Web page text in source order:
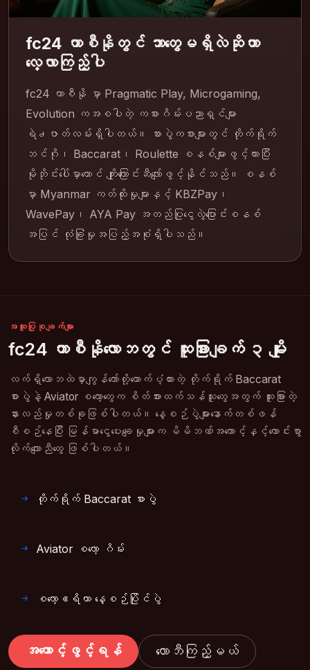
fc24 ကာစီနိုတွင် ဘာတွေမရှိလဲဆိုတာ
လေ့လာကြည့်ပါ
fc24 ကာစီနို မှာ Pragmatic Play, Microgaming,
Evolution ကအစပါတဲ့ ကစားဂိမ်းပညာရှင်များ
ရဲ႕ဇာတ်လမ်းရှိပါတယ်။ စားပွဲကစားများတွင် တိုက်ရိုက်
ဘင်ဂို၊ Baccarat၊ Roulette စနစ်များဖွင့်ထားပြီး
မိုဘိုင်းပေါ်မှာတောင် ကျိုးကြောင်းဆီလျော်ဖွင့်နိုင်သည်။ စနစ်
မှာ Myanmar ကတ်ထိုးမှုများနှင့် KBZPay၊
WavePay၊ AYA Pay အတည်ပြုငွေလွဲပြောင်းစနစ်
အပြင် လုံခြုံမှုအပြည့်အစုံရှိပါသည်။
အထူးပြုစုချက်များ
fc24 ကာစီနိုလောဘတွင် ထူးခြားချက် ၃ မျိုး
လက်ရှိလောဘထဲမှာကျွန်တော်တို့ထောက်ပံ့ထားတဲ့ တိုက်ရိုက် Baccarat
စားပွဲနဲ့ Aviator စလော့တွေက စိတ်အားထက်သန်သူတွေအတွက် ထူးခြားတဲ့
နားလည်မှုတစ်ခုဖြစ်ပါတယ်။ နေ့စဉ်ပွဲများနောက်တစ်ဖန်
စီစဉ်နေပြီး မြန်မာငွေပေးချေမှုများက မိမိဘဏ်အကောင့်နှင့်ကောင်းစွာ
လိုက်လျောညီထွေ ဖြစ်ပါတယ်။
တိုက်ရိုက် Baccarat စားပွဲ
Aviator စလော့ ဂိမ်း
စလော့ဧရိယာ နေ့စဉ်ပြိုင်ပွဲ
အကောင့်ဖွင့်ရန် လောဘီကြည့်မယ်